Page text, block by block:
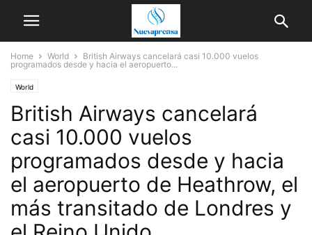
Home World
British Airways cancelará casi 10.000 vuelos
programados desde y hacia el aeropuerto...
World
British Airways cancelará
casi 10.000 vuelos
programados desde y hacia
el aeropuerto de Heathrow, el
más transitado de Londres y